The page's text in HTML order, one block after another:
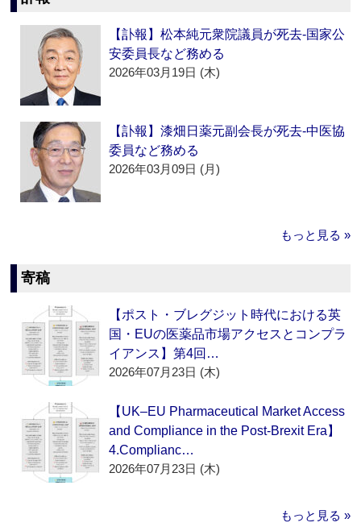
【訃報】松本純元衆院議員が死去‐国家公
安委員長など務める
2026年03月19日 (木)
【訃報】漆畑日薬元副会長が死去‐中医協
委員など務める
2026年03月09日 (月)
もっと見る »
寄稿
【ポスト・ブレグジット時代における英
国・EUの医薬品市場アクセスとコンプラ
イアンス】第4回…
2026年07月23日 (木)
【UK–EU Pharmaceutical Market Access
and Compliance in the Post-Brexit Era】
4.Complianc…
2026年07月23日 (木)
もっと見る »